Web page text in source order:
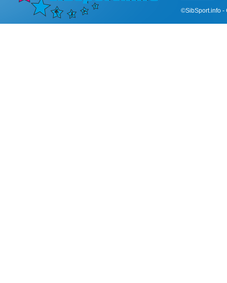
©SibSport.info -